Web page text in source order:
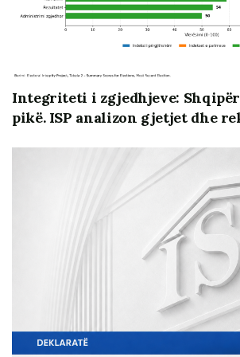
Vogla të Komisionit për Demokraci të
SHBA në Tiranë, Instituti i Studimeve
organizoi tryezën “Një parlament me
dhe ndërkombëtare.
detajuar me problematika, qasje
konkrete për ndërhyrje
që procesi i shqyrtimit dhe
bazën ligjore rregullatore në Kuvend
mënyrë sa më gjithëpërfshirëse dhe
e fundit të legjislaturës, për të hyrë
legjislaturës së re.
Nën moderimin nga Lutfi Dervishi
të tryezës i shërbyen mesazhet
Integriteti i zgjedhjeve:
pikë. ISP analizon gjetjet dhe